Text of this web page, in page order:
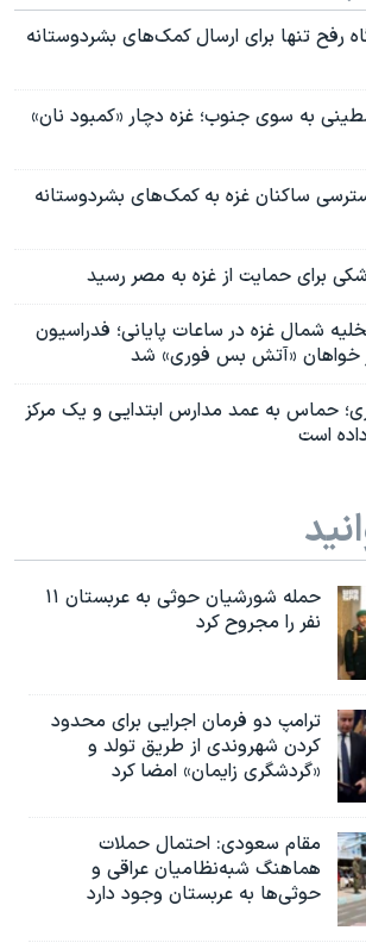
رفح تنها برای ارسال کمک‌های بشردوستانه
به سوی جنوب؛ غزه دچار «کمبود نان»
ساکنان غزه به کمک‌های بشردوستانه
برای حمایت از غزه به مصر رسید
شمال غزه در ساعات پایانی؛ فدراسیون
خواهان «آتش بس فوری» شد
حماس به عمد مدارس ابتدایی و یک مرکز
است
حمله شورشیان حوثی به عربستان ۱۱
نفر را مجروح کرد
ترامپ دو فرمان اجرایی برای محدود
کردن شهروندی از طریق تولد و
«گردشگری زایمان» امضا کرد
مقام سعودی: احتمال حملات
هماهنگ شبه‌نظامیان عراقی و
حوثی‌ها به عربستان وجود دارد